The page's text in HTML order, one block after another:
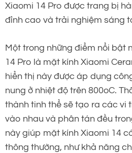
Xiaomi 14 Pro được trang bị
đỉnh cao và trải nghiệm sáng
Một trong những điểm nổi bật
14 Pro là mặt kính Xiaomi
hiển thị này được áp dụng
nung ở nhiệt độ trên 800oC.
thành tinh thể sẽ tạo ra các vi
vào nhau và phân tán đều
này giúp mặt kính Xiaomi 14
thông thường, như khả năng